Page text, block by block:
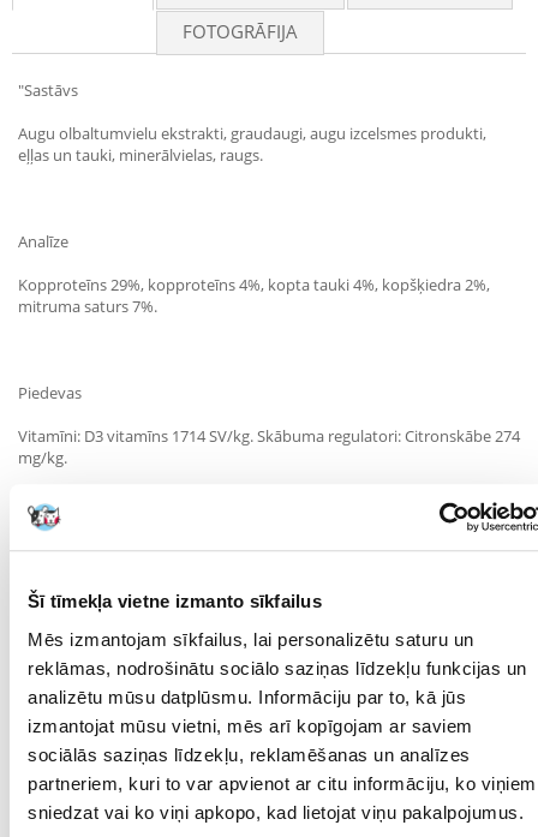
Šī tīmekļa vietne izmanto sīkfailus
Mēs izmantojam sīkfailus, lai personalizētu saturu un
reklāmas, nodrošinātu sociālo saziņas līdzekļu funkcijas un
analizētu mūsu datplūsmu. Informāciju par to, kā jūs
izmantojat mūsu vietni, mēs arī kopīgojam ar saviem
sociālās saziņas līdzekļu, reklamēšanas un analīzes
partneriem, kuri to var apvienot ar citu informāciju, ko viņiem
sniedzat vai ko viņi apkopo, kad lietojat viņu pakalpojumus.
FOTOGRĀFIJA
"Sastāvs
Augu olbaltumvielu ekstrakti, graudaugi, augu izcelsmes produkti,
eļļas un tauki, minerālvielas, raugs.
Analīze
Kopproteīns 29%, kopproteīns 4%, kopta tauki 4%, kopšķiedra 2%,
mitruma saturs 7%.
Piedevas
Vitamīni: D3 vitamīns 1714 SV/kg. Skābuma regulatori: Citronskābe 274
mg/kg.
Zivis jābaro vismaz 2-3 reizes dienā tādā daudzumā, lai zivis varētu
uzņemt barību dažu minūšu laikā.
Parametri
IEPAKOJUMA SVARS
(KG):
0.1